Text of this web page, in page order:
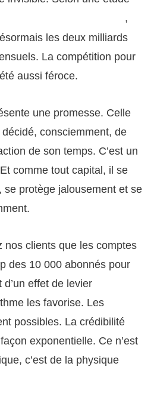
,
les deux milliards
La compétition pour
aussi féroce.
une promesse. Celle
consciemment, de
de son temps. C’est un
comme tout capital, il se
se protège jalousement et se
nos clients que les comptes
des 10 000 abonnés pour
effet de levier
les favorise. Les
possibles. La crédibilité
exponentielle. Ce n’est
c’est de la physique